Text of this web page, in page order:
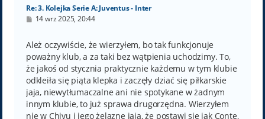
Re: 3. Kolejka Serie A: Juventus - Inter
P
t
14 wrz 2025, 20:44
Ależ oczywiście, że wierzyłem, bo tak funkcjonuje
poważny klub, a za taki bez wątpienia uchodzimy. To,
że jakoś od stycznia praktycznie każdemu w tym klubie
odkleiła się piąta klepka i zaczęły dziać się piłkarskie
jaja, niewytłumaczalne ani nie spotykane w żadnym
innym klubie, to już sprawa drugorzędna. Wierzyłem
nie w Chivu i jego żelazne jaja, że postawi się jak Conte,